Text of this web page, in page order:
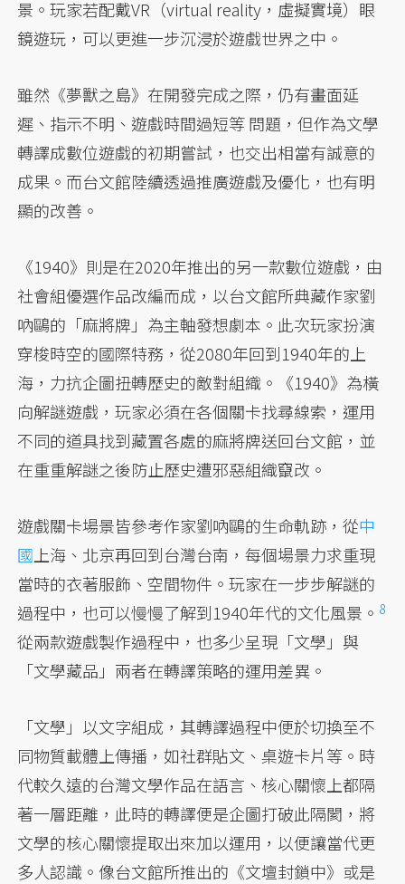
景。玩家若配戴VR（virtual reality，虛擬實境）眼
鏡遊玩，可以更進一步沉浸於遊戲世界之中。
雖然《夢獸之島》在開發完成之際，仍有畫面延
遲、指示不明、遊戲時間過短等 問題，但作為文學
轉譯成數位遊戲的初期嘗試，也交出相當有誠意的
成果。而台文館陸續透過推廣遊戲及優化，也有明
顯的改善。
《1940》則是在2020年推出的另一款數位遊戲，由
社會組優選作品改編而成，以台文館所典藏作家劉
吶鷗的「麻將牌」為主軸發想劇本。此次玩家扮演
穿梭時空的國際特務，從2080年回到1940年的上
海，力抗企圖扭轉歷史的敵對組織。《1940》為橫
向解謎遊戲，玩家必須在各個關卡找尋線索，運用
不同的道具找到藏置各處的麻將牌送回台文館，並
在重重解謎之後防止歷史遭邪惡組織竄改。
遊戲關卡場景皆參考作家劉吶鷗的生命軌跡，從中
國上海、北京再回到台灣台南，每個場景力求重現
當時的衣著服飾、空間物件。玩家在一步步解謎的
過程中 ，也可以慢慢了解到1940年代的文化風景。 8
從兩款遊戲製作過程中，也多少呈現「文學」與
「文學藏品」兩者在轉譯策略的運用差異。
「文學」以文字組成，其轉譯過程中便於切換至不
同物質載體上傳播，如社群貼文、桌遊卡片等。時
代較久遠的台灣文學作品在語言、核心關懷上都隔
著一層距離，此時的轉譯便是企圖打破此隔閡，將
文學的核心關懷提取出來加以運用，以便讓當代更
多人認識。像台文館所推出的《文壇封鎖中》或是